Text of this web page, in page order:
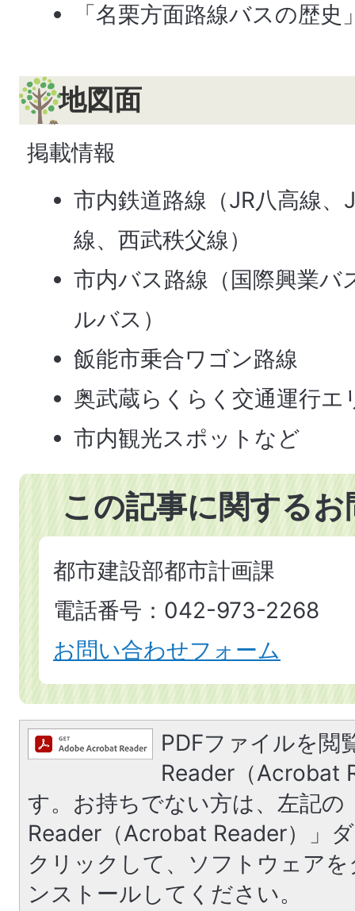
「名栗方面路線バスの歴史
地図面
掲載情報
市内鉄道路線（JR八高線、
線、西武秩父線）
市内バス路線（国際興業バ
ルバス）
飯能市乗合ワゴン路線
奥武蔵らくらく交通運行エ
市内観光スポットなど
この記事に関する
都市建設部都市計画課
電話番号：042-973-2268
お問い合わせフォーム
PDFファイルを閲
Reader（Acrobat
す。お持ちでない方は、左記の
Reader（Acrobat Reader）」
クリックして、ソフトウェア
ンストールしてください。